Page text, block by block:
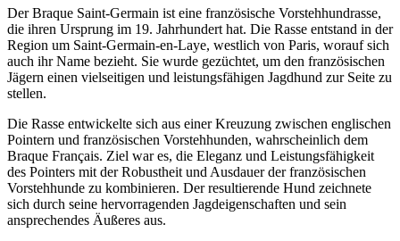
Der Braque Saint-Germain ist eine französische Vorstehhundrasse,
die ihren Ursprung im 19. Jahrhundert hat. Die Rasse entstand in der
Region um Saint-Germain-en-Laye, westlich von Paris, worauf sich
auch ihr Name bezieht. Sie wurde gezüchtet, um den französischen
Jägern einen vielseitigen und leistungsfähigen Jagdhund zur Seite zu
stellen.
Die Rasse entwickelte sich aus einer Kreuzung zwischen englischen
Pointern und französischen Vorstehhunden, wahrscheinlich dem
Braque Français. Ziel war es, die Eleganz und Leistungsfähigkeit
des Pointers mit der Robustheit und Ausdauer der französischen
Vorstehhunde zu kombinieren. Der resultierende Hund zeichnete
sich durch seine hervorragenden Jagdeigenschaften und sein
ansprechendes Äußeres aus.